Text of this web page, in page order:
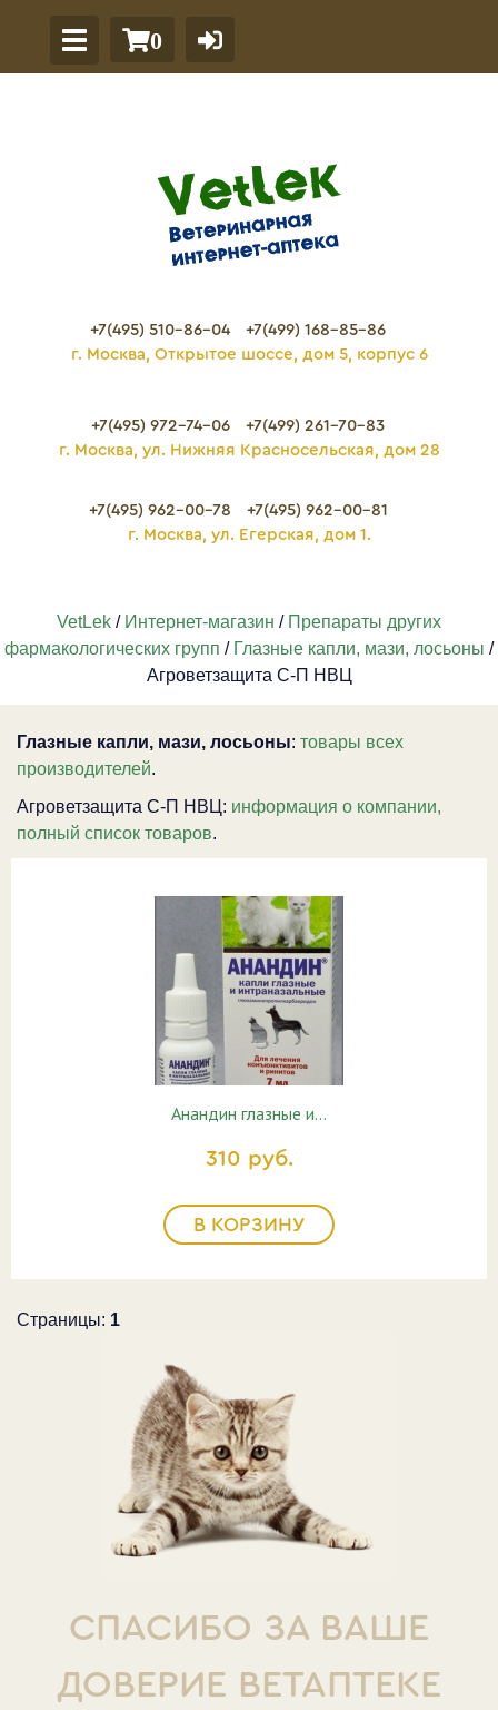
0
+7(495) 510-86-04
+7(499) 168-85-86
г. Москва, Открытое шоссе, дом 5, корпус 6
+7(495) 972-74-06
+7(499) 261-70-83
г. Москва, ул. Нижняя Красносельская, дом 28
+7(495) 962-00-78
+7(495) 962-00-81
г. Москва, ул. Егерская, дом 1.
VetLek / Интернет-магазин / Препараты других
фармакологических групп / Глазные капли, мази, лосьоны /
Агроветзащита С-П НВЦ
Глазные капли, мази, лосьоны: товары всех
производителей.
Агроветзащита С-П НВЦ: информация о компании,
полный список товаров.
Анандин глазные и…
310 руб.
В КОРЗИНУ
Страницы: 1
СПАСИБО ЗА ВАШЕ
ДОВЕРИЕ ВЕТАПТЕКЕ